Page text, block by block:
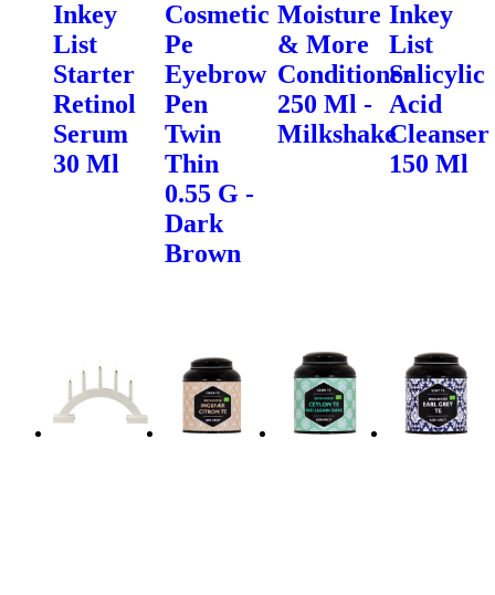
Inkey
List
Starter
Retinol
Serum
30 Ml
Cosmetic
Pe
Eyebrow
Pen
Twin
Thin
0.55 G -
Dark
Brown
Moisture
& More
Conditioner
250 Ml -
Milkshake
Inkey
List
Salicylic
Acid
Cleanser
150 Ml